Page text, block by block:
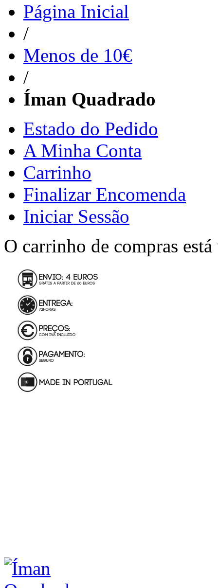
Página Inicial
/
Menos de 10€
/
Íman Quadrado
Estado do Pedido
A Minha Conta
Carrinho
Finalizar Encomenda
Iniciar Sessão
O carrinho de compras